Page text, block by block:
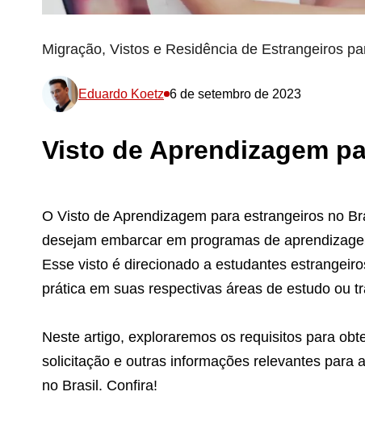
Migração, Vistos e Residência de Estrangeiros
Eduardo Koetz 6 de setembro de 2023
Visto de Aprendizagem
O Visto de Aprendizagem para estrangeiros no
desejam embarcar em programas de
Esse visto é direcionado a estudantes
prática em suas respectivas áreas de estudo ou
Neste artigo, exploraremos os requisitos para
solicitação e outras informações relevantes para
no Brasil. Confira!